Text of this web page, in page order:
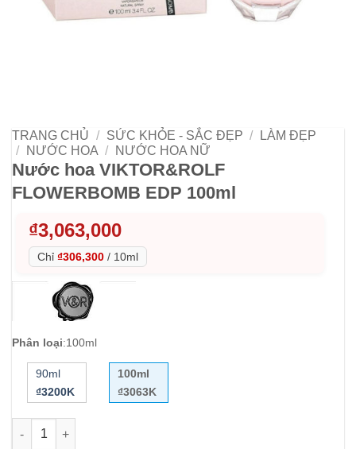
TRANG CHỦ / SỨC KHỎE - SẮC ĐẸP /
LÀM ĐẸP
/
NƯỚC HOA / NƯỚC HOA NỮ
Nước hoa VIKTOR&ROLF
FLOWERBOMB EDP 100ml
₫3,063,000
Chỉ ₫306,300 / 10ml
Phân loại:100ml
90ml
₫3200K
100ml
₫3063K
Nước hoa VIKTOR&ROLF FLOWERBOMB EDP 100ml số lượng